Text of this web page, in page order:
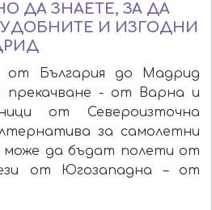
ДА ЗНАЕТЕ, ЗА ДА
И ИЗГОДНИ
от България до Мадрид
- от Варна и
от Североизточна
за самолетни
да бъдат полети от
от Югозападна – от